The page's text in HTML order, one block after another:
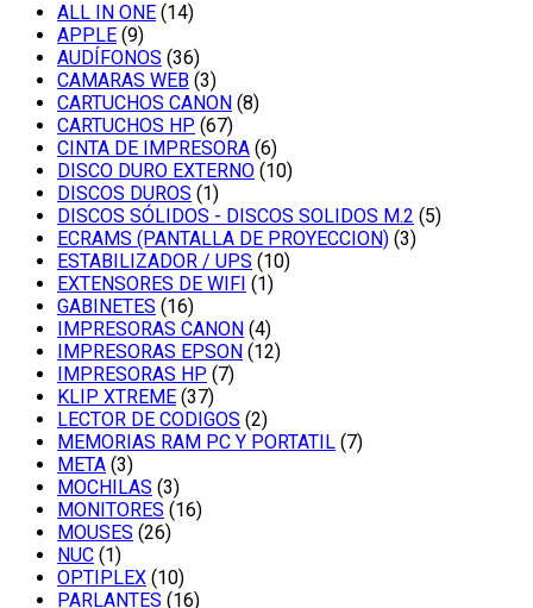
ALL IN ONE (14)
APPLE (9)
AUDÍFONOS (36)
CAMARAS WEB (3)
CARTUCHOS CANON (8)
CARTUCHOS HP (67)
CINTA DE IMPRESORA (6)
DISCO DURO EXTERNO (10)
DISCOS DUROS (1)
DISCOS SÓLIDOS - DISCOS SOLIDOS M.2 (5)
ECRAMS (PANTALLA DE PROYECCION) (3)
ESTABILIZADOR / UPS (10)
EXTENSORES DE WIFI (1)
GABINETES (16)
IMPRESORAS CANON (4)
IMPRESORAS EPSON (12)
IMPRESORAS HP (7)
KLIP XTREME (37)
LECTOR DE CODIGOS (2)
MEMORIAS RAM PC Y PORTATIL (7)
META (3)
MOCHILAS (3)
MONITORES (16)
MOUSES (26)
NUC (1)
OPTIPLEX (10)
PARLANTES (16)